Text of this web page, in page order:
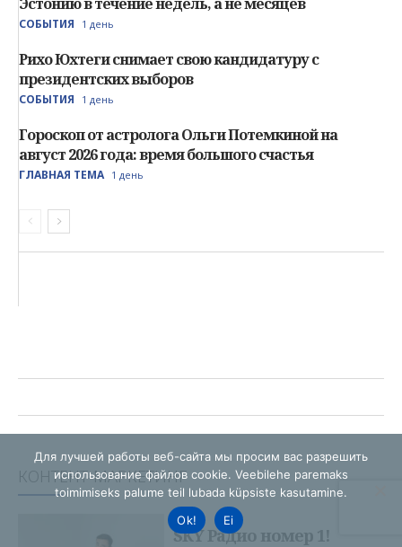
Для лучшей работы веб-сайта мы просим вас разрешить
использование файлов cookie. Veebilehe paremaks
toimimiseks palume teil lubada küpsiste kasutamine.
Ok!
Ei